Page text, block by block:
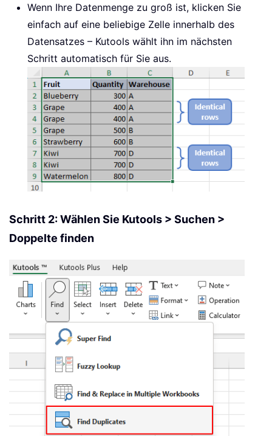
Wenn Ihre Datenmenge zu groß ist, klicken Sie
einfach auf eine beliebige Zelle innerhalb des
Datensatzes – Kutools wählt ihn im nächsten
Schritt automatisch für Sie aus.
Schritt 2: Wählen Sie Kutools > Suchen >
Doppelte finden